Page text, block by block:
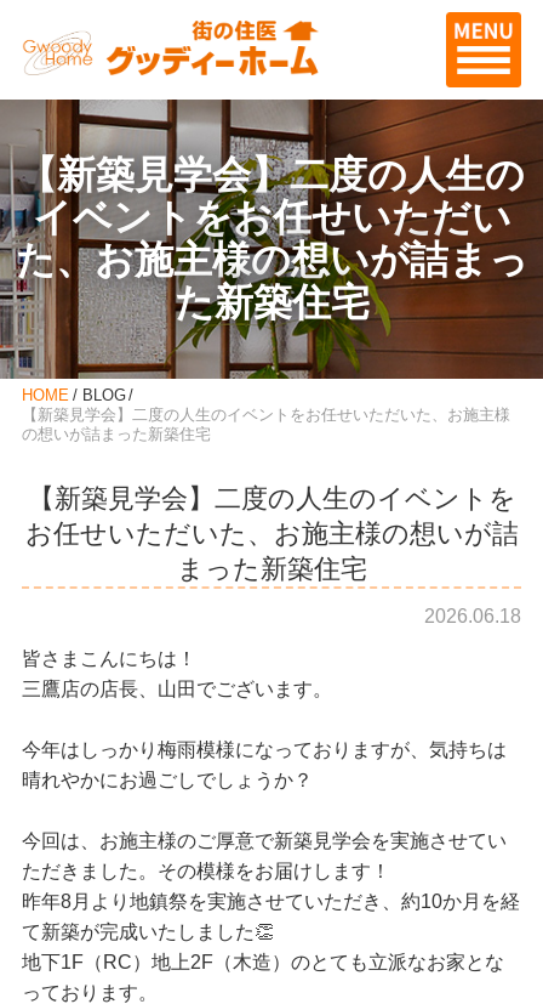
【新築見学会】二度の人生の
イベントをお任せいただい
た、お施主様の想いが詰まっ
た新築住宅
HOME
BLOG
【新築見学会】二度の人生のイベントをお任せいただいた、お施主様
の想いが詰まった新築住宅
【新築見学会】二度の人生のイベントを
お任せいただいた、お施主様の想いが詰
まった新築住宅
2026.06.18
皆さまこんにちは！
三鷹店の店長、山田でございます。
今年はしっかり梅雨模様になっておりますが、気持ちは
晴れやかにお過ごしでしょうか？
今回は、お施主様のご厚意で新築見学会を実施させてい
ただきました。その模様をお届けします！
昨年8月より地鎮祭を実施させていただき、約10か月を経
て新築が完成いたしました👏
地下1F（RC）地上2F（木造）のとても立派なお家とな
っております。